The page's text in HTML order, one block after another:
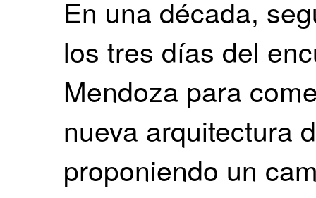
En una década,
los tres días del
Mendoza para
nueva arquitectura
proponiendo un